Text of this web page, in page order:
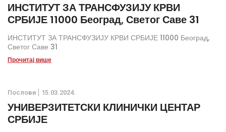
ИНСТИТУТ ЗА ТРАНСФУЗИЈУ КРВИ
СРБИЈЕ 11000 Београд, Светог Саве 31
ИНСТИТУТ ЗА ТРАНСФУЗИЈУ КРВИ СРБИЈЕ 11000 Београд,
Светог Саве 31
Прочитај више
Послови 15.03.2024.
УНИВЕРЗИТЕТСКИ КЛИНИЧКИ ЦЕНТАР
СРБИЈЕ